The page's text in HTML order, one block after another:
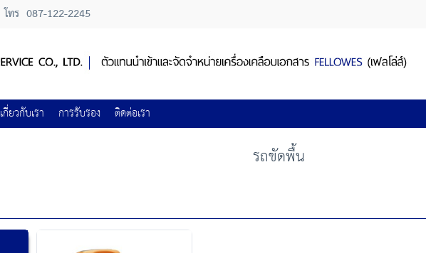
โทร 087-122-2245
เกี่ยวกับเรา การรับรอง ติดต่อเรา
รถขัดพื้น